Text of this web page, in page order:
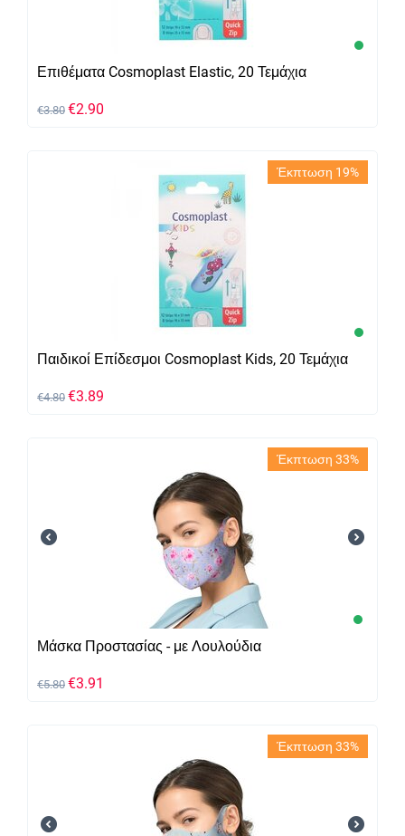
Επιθέματα Cosmoplast Elastic, 20 Τεμάχια
€3.80 €2.90
Έκπτωση 19%
Παιδικοί Επίδεσμοι Cosmoplast Kids, 20 Τεμάχια
€4.80 €3.89
Έκπτωση 33%
Μάσκα Προστασίας - με Λουλούδια
€5.80 €3.91
Έκπτωση 33%